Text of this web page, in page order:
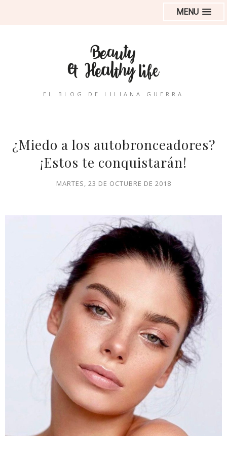
MENU
EL BLOG DE LILIANA GUERRA
¿Miedo a los autobronceadores?
¡Estos te conquistarán!
MARTES, 23 DE OCTUBRE DE 2018